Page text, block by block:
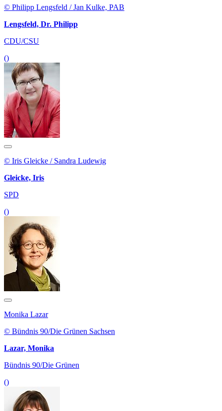
© Philipp Lengsfeld / Jan Kulke, PAB
Lengsfeld, Dr. Philipp
CDU/CSU
()
© Iris Gleicke / Sandra Ludewig
Gleicke, Iris
SPD
()
Monika Lazar
© Bündnis 90/Die Grünen Sachsen
Lazar, Monika
Bündnis 90/Die Grünen
()